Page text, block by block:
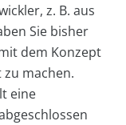
z. B. aus
Sie bisher
dem Konzept
machen.
eine